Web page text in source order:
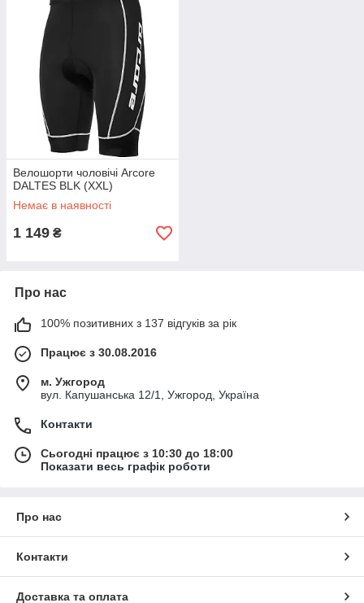
Велошорти чоловічі Arcore
DALTES BLK (XXL)
Немає в наявності
1 149 ₴
Про нас
100% позитивних з 137 відгуків за рік
Працює з 30.08.2016
м. Ужгород
вул. Капушанська 12/1, Ужгород, Україна
Контакти
Сьогодні працює з 10:30 до 18:00
Показати весь графік роботи
Про нас
Контакти
Доставка та оплата